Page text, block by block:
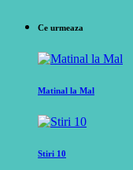
Ce urmeaza
Matinal la Mal
Stiri 10